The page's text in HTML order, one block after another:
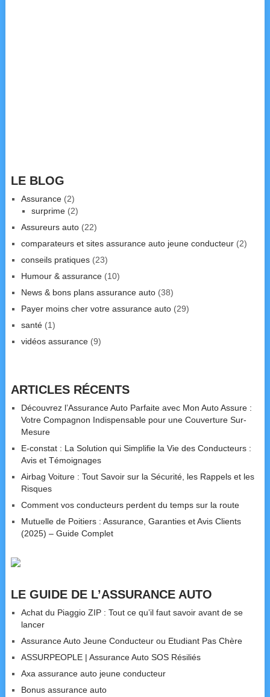
LE BLOG
Assurance(2)
surprime(2)
Assureurs auto(22)
comparateurs et sites assurance auto jeune conducteur(2)
conseils pratiques(23)
Humour & assurance(10)
News & bons plans assurance auto(38)
Payer moins cher votre assurance auto(29)
santé(1)
vidéos assurance(9)
ARTICLES RÉCENTS
Découvrez l’Assurance Auto Parfaite avec Mon Auto Assure :
Votre Compagnon Indispensable pour une Couverture Sur-
Mesure
E-constat : La Solution qui Simplifie la Vie des Conducteurs :
Avis et Témoignages
Airbag Voiture : Tout Savoir sur la Sécurité, les Rappels et les
Risques
Comment vos conducteurs perdent du temps sur la route
Mutuelle de Poitiers : Assurance, Garanties et Avis Clients
(2025) – Guide Complet
LE GUIDE DE L’ASSURANCE AUTO
Achat du Piaggio ZIP : Tout ce qu’il faut savoir avant de se
lancer
Assurance Auto Jeune Conducteur ou Etudiant Pas Chère
ASSURPEOPLE | Assurance Auto SOS Résiliés
Axa assurance auto jeune conducteur
Bonus assurance auto